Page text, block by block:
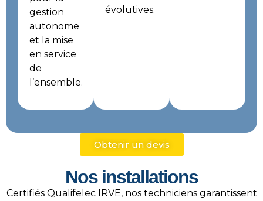
gestion
autonome
et la mise
en service
de
l’ensemble.
évolutives.
Obtenir un devis
Nos installations
Certifiés Qualifelec IRVE, nos techniciens garantissent